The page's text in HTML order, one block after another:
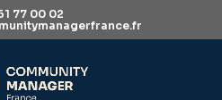
77 00 02